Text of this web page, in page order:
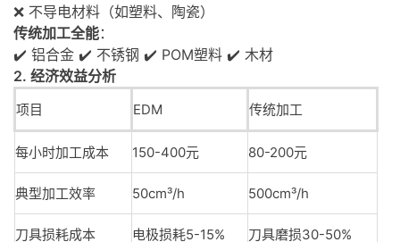
❌ 不导电材料（如塑料、陶瓷）
传统加工全能：
✔️ 铝合金 ✔️ 不锈钢 ✔️ POM塑料 ✔️ 木材
2. 经济效益分析
项目 EDM 传统加工
每小时加工成本 150-400元 80-200元
典型加工效率 50cm³/h 500cm³/h
刀具损耗成本 电极损耗5-15% 刀具磨损30-50%